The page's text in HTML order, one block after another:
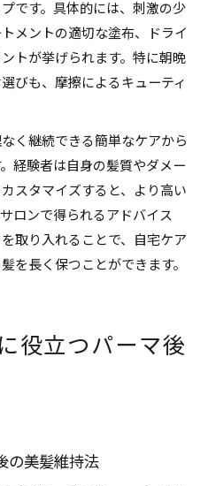
です。具体的には、刺激の少
メントの適切な塗布、ドライ
トが挙げられます。特に朝晩
びも、摩擦によるキューティ
く継続できる簡単なケアから
経験者は自身の髪質やダメー
スタマイズすると、より高い
ロンで得られるアドバイス
取り入れることで、自宅ケア
を長く保つことができます。
役立つパーマ後
の美髪維持法